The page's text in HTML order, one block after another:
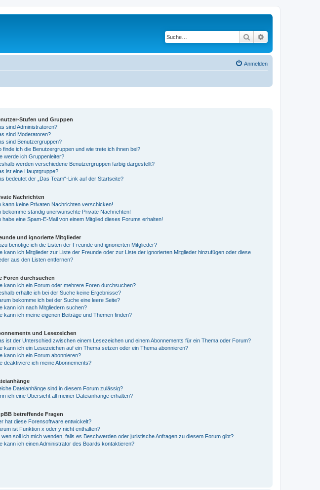
Suche
Anmelden
Stufen und Gruppen
sind Administratoren?
sind Moderatoren?
sind Benutzergruppen?
finde ich die Benutzergruppen und wie trete ich ihnen bei?
werde ich Gruppenleiter?
werden verschiedene Benutzergruppen farbig dargestellt?
ist eine Hauptgruppe?
bedeutet der „Das Team“-Link auf der Startseite?
Nachrichten
kann keine Privaten Nachrichten verschicken!
bekomme ständig unerwünschte Private Nachrichten!
habe eine Spam-E-Mail von einem Mitglied dieses Forums erhalten!
und ignorierte Mitglieder
benötige ich die Listen der Freunde und ignorierten Mitglieder?
kann ich Mitglieder zur Liste der Freunde oder zur Liste der ignorierten Mitglieder hinzufügen oder diese
aus den Listen entfernen?
Foren durchsuchen
kann ich ein Forum oder mehrere Foren durchsuchen?
erhalte ich bei der Suche keine Ergebnisse?
bekomme ich bei der Suche eine leere Seite?
kann ich nach Mitgliedern suchen?
kann ich meine eigenen Beiträge und Themen finden?
und Lesezeichen
ist der Unterschied zwischen einem Lesezeichen und einem Abonnements für ein Thema oder Forum?
kann ich ein Lesezeichen auf ein Thema setzen oder ein Thema abonnieren?
kann ich ein Forum abonnieren?
deaktiviere ich meine Abonnements?
Dateianhänge sind in diesem Forum zulässig?
ich eine Übersicht all meiner Dateianhänge erhalten?
betreffende Fragen
hat diese Forensoftware entwickelt?
ist Funktion x oder y nicht enthalten?
wen soll ich mich wenden, falls es Beschwerden oder juristische Anfragen zu diesem Forum gibt?
kann ich einen Administrator des Boards kontaktieren?